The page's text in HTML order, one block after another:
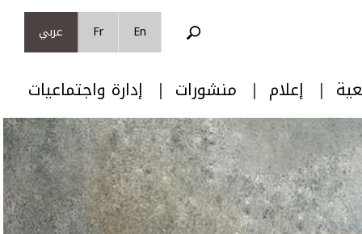
En
Fr عربي
إعلام منشورات إدارة واجتماعيات